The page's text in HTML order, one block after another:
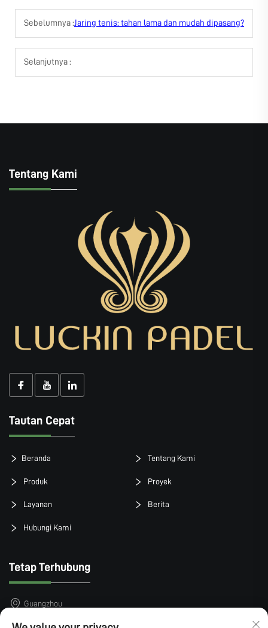
Sebelumnya : Jaring tenis: tahan lama dan mudah dipasang?
Selanjutnya :
Tentang Kami
Tautan Cepat
Beranda Tentang Kami
Produk Proyek
Layanan Berita
Hubungi Kami
Tetap Terhubung
Guangzhou
+86-15913101899